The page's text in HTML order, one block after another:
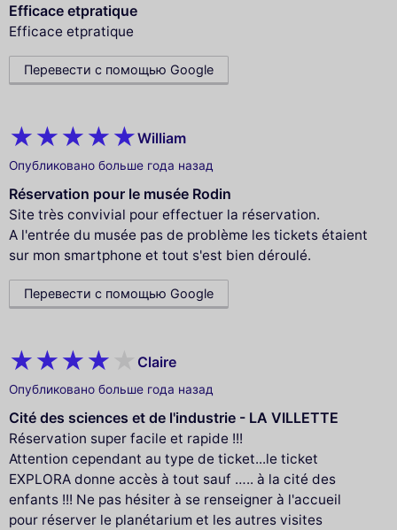
Efficace etpratique
Efficace etpratique
Перевести с помощью Google
William
Опубликовано больше года назад
Réservation pour le musée Rodin
Site très convivial pour effectuer la réservation.
A l'entrée du musée pas de problème les tickets étaient
sur mon smartphone et tout s'est bien déroulé.
Перевести с помощью Google
Claire
Опубликовано больше года назад
Cité des sciences et de l'industrie - LA VILLETTE
Réservation super facile et rapide !!!
Attention cependant au type de ticket...le ticket
EXPLORA donne accès à tout sauf ….. à la cité des
enfants !!! Ne pas hésiter à se renseigner à l'accueil
pour réserver le planétarium et les autres visites